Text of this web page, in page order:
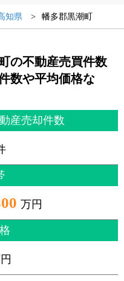
知県 幡多郡黒潮町
の不動産売買件数
数や平均価格な
産売却件数
万円